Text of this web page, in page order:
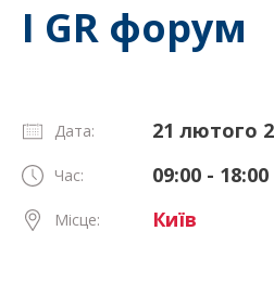
І GR форум
Дата: 21 лютого
Час: 09:00 - 18:00
Місце: Київ